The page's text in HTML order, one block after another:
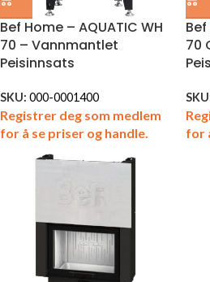
Bef Home – AQUATIC WH
70 – Vannmantlet
Peisinnsats
SKU: 000-0001400
Registrer deg som medlem
for å se priser og handle.
70
for